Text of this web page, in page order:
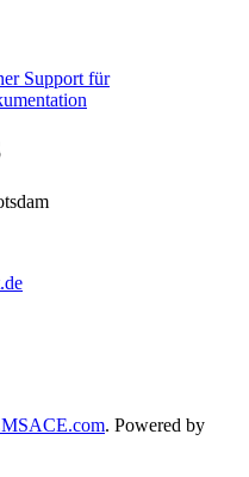
Support für
. Powered by